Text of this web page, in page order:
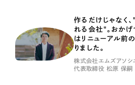
作るだけじゃなく、
れる会社"。おか
はリニューアル前の
りました。
株式会社エムズアソシ
代表取締役 松原 保嗣